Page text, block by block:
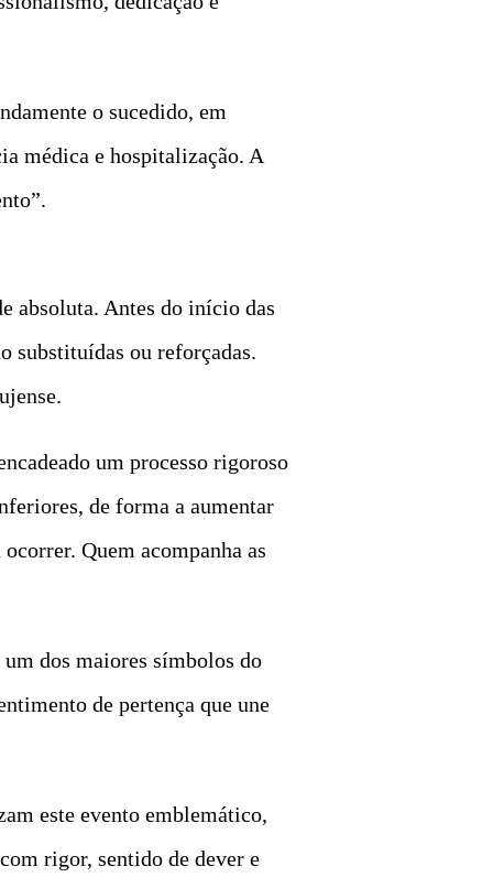
o sucedido, em
médica e hospitalização. A
absoluta. Antes do início das
substituídas ou reforçadas.
um processo rigoroso
de forma a aumentar
Quem acompanha as
dos maiores símbolos do
de pertença que une
este evento emblemático,
rigor, sentido de dever e